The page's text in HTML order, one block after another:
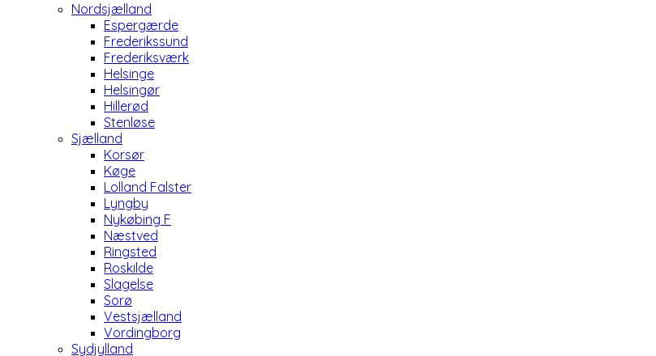
Nordsjælland
Espergærde
Frederikssund
Frederiksværk
Helsinge
Helsingør
Hillerød
Stenløse
Sjælland
Korsør
Køge
Lolland Falster
Lyngby
Nykøbing F
Næstved
Ringsted
Roskilde
Slagelse
Sorø
Vestsjælland
Vordingborg
Sydjylland